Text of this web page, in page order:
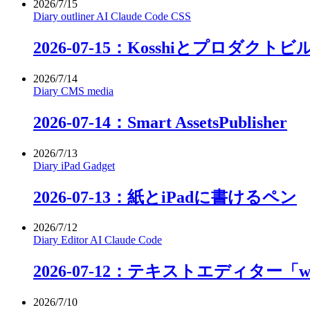
2026/7/15
Diary outlinerAI Claude Code CSS
2026-07-15：Kosshiとプロダクトビ
2026/7/14
Diary CMS media
2026-07-14：Smart AssetsPublisher
2026/7/13
Diary iPad Gadget
2026-07-13：紙とiPadに書けるペン
2026/7/12
Diary EditorAI Claude Code
2026-07-12：テキストエディター
2026/7/10